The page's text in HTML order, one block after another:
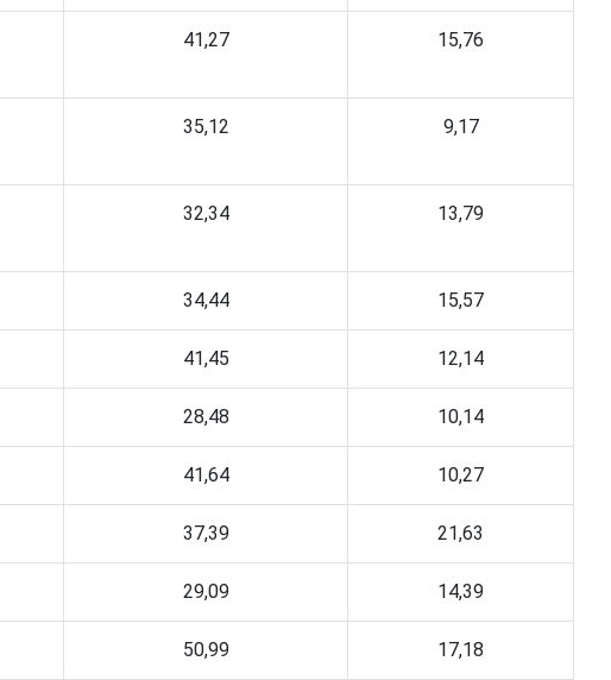
41,27 15,76
35,12 9,17
32,34 13,79
34,44 15,57
41,45 12,14
28,48 10,14
41,64 10,27
37,39 21,63
29,09 14,39
50,99 17,18